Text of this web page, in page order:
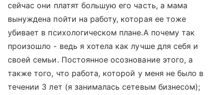
сейчас они платят большую его часть, а мама
вынуждена пойти на работу, которая ее тоже
убивает в психологическом плане.А почему так
произошло - ведь я хотела как лучше для себя и
своей семьи. Постоянное осознование этого, а
также того, что работа, которой у меня не было в
течении 3 лет (я занималась сетевым бизнесом);